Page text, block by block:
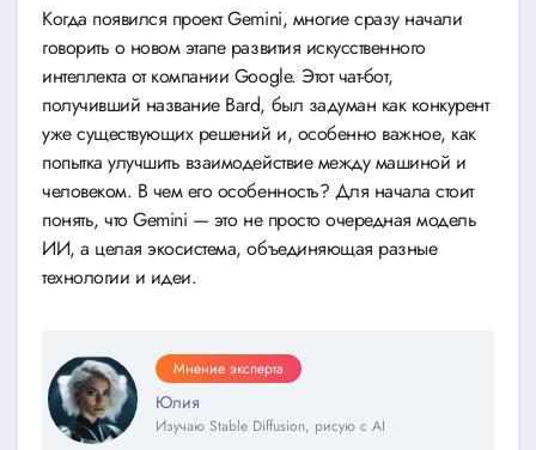
Когда появился проект Gemini, многие сразу начали
говорить о новом этапе развития искусственного
интеллекта от компании Google. Этот чат-бот,
получивший название Bard, был задуман как конкурент
уже существующих решений и, особенно важное, как
попытка улучшить взаимодействие между машиной и
человеком. В чем его особенность? Для начала стоит
понять, что Gemini — это не просто очередная модель
ИИ, а целая экосистема, объединяющая разные
технологии и идеи.
Мнение эксперта
Юлия
Изучаю Stable Diffusion, рисую с AI